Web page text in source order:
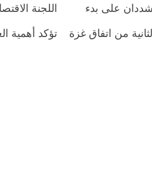
على بدء
من اتفاق غزة
اللجنة
تؤكد أهمية